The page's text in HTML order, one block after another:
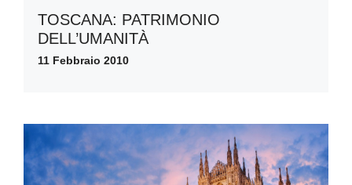
TOSCANA: PATRIMONIO
DELL’UMANITÀ
11 Febbraio 2010